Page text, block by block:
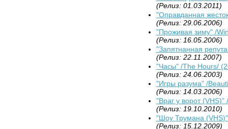
(Релиз: 01.03.2011)
"Оправданная
(Релиз: 29.06.2006)
"Проживая зиму" /
(Релиз: 16.05.2006)
"Запятнанная
(Релиз: 22.11.2007)
"Часы" /The Hours/
(Релиз: 24.06.2003)
"Игры разума" /
(Релиз: 14.03.2006)
"Враг у ворот
(Релиз: 19.10.2010)
"Шоу Трумана
(Релиз: 15.12.2009)